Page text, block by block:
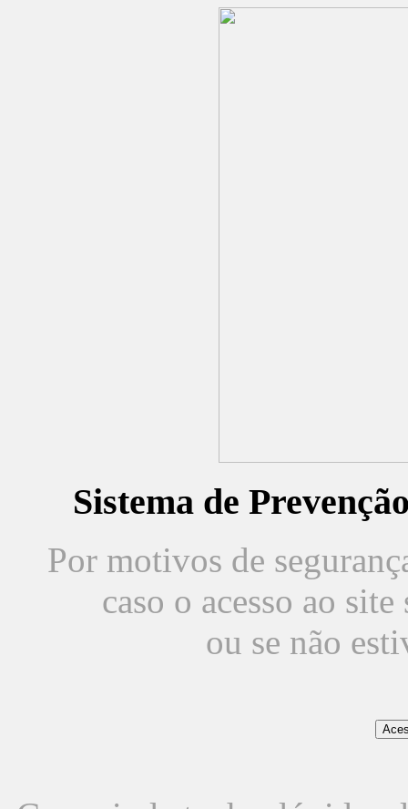
Sistema de
Por motivos de
caso o acesso ao
ou se não